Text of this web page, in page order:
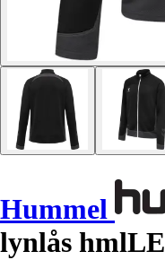
Hummel
lynlås